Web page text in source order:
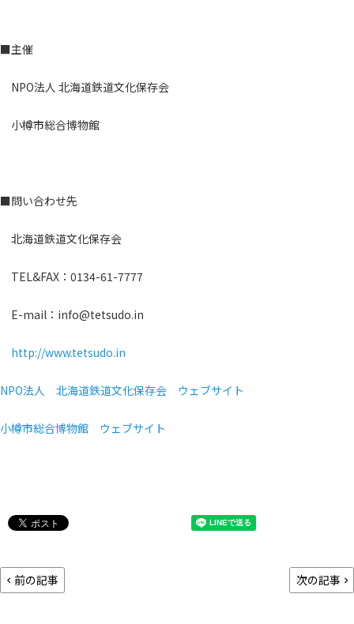
■主催
NPO法人 北海道鉄道文化保存会
小樽市総合博物館
■問い合わせ先
北海道鉄道文化保存会
TEL&FAX：0134-61-7777
E-mail：info@tetsudo.in
http://www.tetsudo.in
NPO法人 北海道鉄道文化保存会 ウェブサイト
小樽市総合博物館 ウェブサイト
前の記事 次の記事